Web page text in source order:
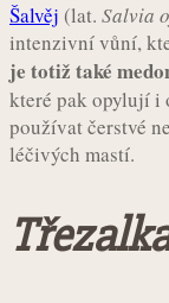
Šalvěj (lat. Salvia
intenzivní vůní,
je totiž také
které pak opylují i
používat čerstvé
léčivých mastí.